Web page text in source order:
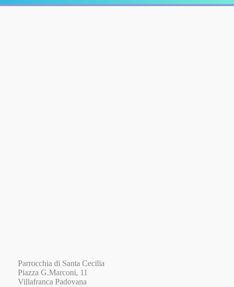
Parrocchia di Santa Cecilia
Piazza G.Marconi, 11
Villafranca Padovana